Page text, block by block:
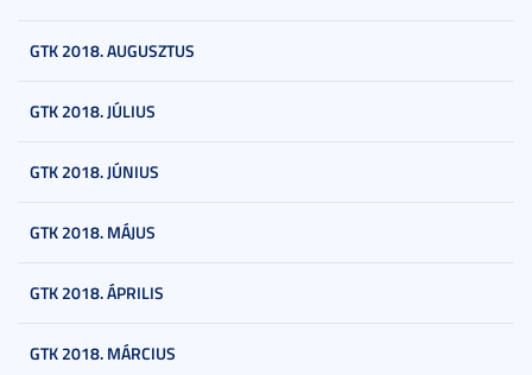
GTK 2018. AUGUSZTUS
GTK 2018. JÚLIUS
GTK 2018. JÚNIUS
GTK 2018. MÁJUS
GTK 2018. ÁPRILIS
GTK 2018. MÁRCIUS